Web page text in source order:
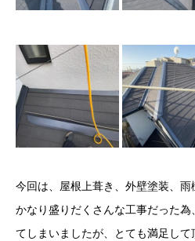
今回は、屋根上葺き、外壁塗装、
かなり盛りだくさんな工事だった
てしまいましたが、とても満足して